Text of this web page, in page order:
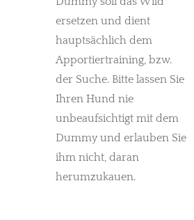
ersetzen und dient
hauptsächlich dem
Apportiertraining, bzw.
der Suche. Bitte lassen Sie
Ihren Hund nie
unbeaufsichtigt mit dem
Dummy und erlauben Sie
ihm nicht, daran
herumzukauen.